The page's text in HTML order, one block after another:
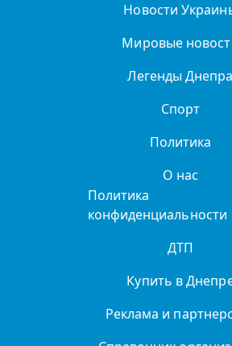
Новости
Мировые
Легенды Днепра
Спорт
Политика
О нас
Политика
конфиденциальности
ДТП
Купить в
Реклама и